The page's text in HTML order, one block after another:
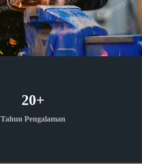
Tahun Pengalaman
20+